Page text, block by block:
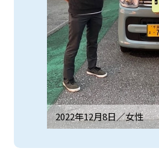
2022年12月8日／女性